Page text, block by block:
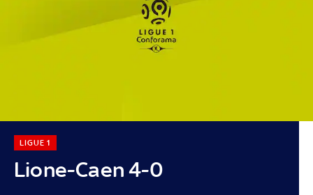
Lione-Caen 4-0
LIGUE 1